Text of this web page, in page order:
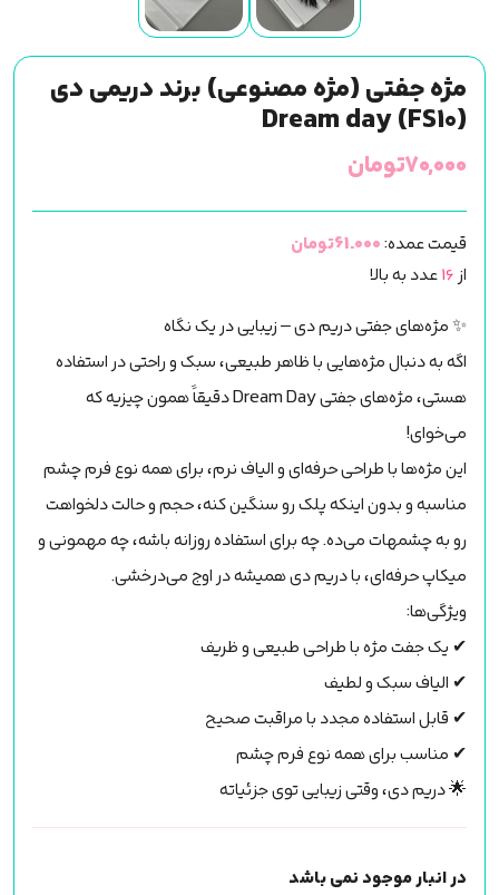
مژه جفتی (مژه مصنوعی) برند دریمی دی
Dream day (FS10)
۷۰,۰۰۰تومان
قیمت عمده:61.000تومان
از16عدد به بالا
✨ مژه‌های جفتی دریم دی – زیبایی در یک نگاه
اگه به دنبال مژه‌هایی با ظاهر طبیعی، سبک و راحتی در استفاده
هستی، مژه‌های جفتی Dream Day دقیقاً همون چیزیه که
می‌خوای!
این مژه‌ها با طراحی حرفه‌ای و الیاف نرم، برای همه نوع فرم چشم
مناسبه و بدون اینکه پلک رو سنگین کنه، حجم و حالت دلخواهت
رو به چشمهات می‌ده. چه برای استفاده روزانه باشه، چه مهمونی و
میکاپ حرفه‌ای، با دریم دی همیشه در اوج می‌درخشی.
ویژگی‌ها:
✔ یک جفت مژه با طراحی طبیعی و ظریف
✔ الیاف سبک و لطیف
✔ قابل استفاده مجدد با مراقبت صحیح
✔ مناسب برای همه نوع فرم چشم
🌟 دریم دی، وقتی زیبایی توی جزئیاته
در انبار موجود نمی باشد